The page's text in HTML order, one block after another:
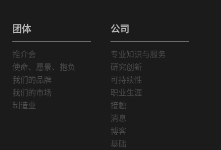
团体
推介会
使命、愿景、抱负
我们的品牌
我们的市场
制造业
公司
专业知识与服务
研究创新
可持续性
职业生涯
接触
消息
博客
基础